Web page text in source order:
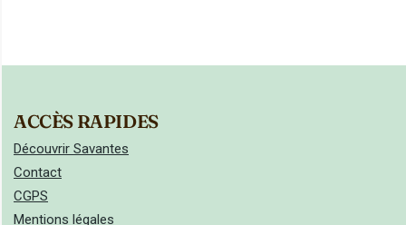
ACCÈS RAPIDES
Découvrir Savantes
Contact
CGPS
Mentions légales